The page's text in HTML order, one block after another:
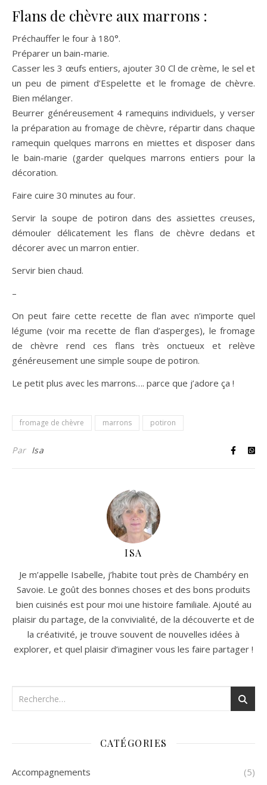
Flans de chèvre aux marrons :
Préchauffer le four à 180°.
Préparer un bain-marie.
Casser les 3 œufs entiers, ajouter 30 Cl de crème, le sel et
un peu de piment d’Espelette et le fromage de chèvre.
Bien mélanger.
Beurrer généreusement 4 ramequins individuels, y verser
la préparation au fromage de chèvre, répartir dans chaque
ramequin quelques marrons en miettes et disposer dans
le bain-marie (garder quelques marrons entiers pour la
décoration.
Faire cuire 30 minutes au four.
Servir la soupe de potiron dans des assiettes creuses,
démouler délicatement les flans de chèvre dedans et
décorer avec un marron entier.
Servir bien chaud.
–
On peut faire cette recette de flan avec n’importe quel
légume (voir ma recette de flan d’asperges), le fromage
de chèvre rend ces flans très onctueux et relève
généreusement une simple soupe de potiron.
Le petit plus avec les marrons…. parce que j’adore ça !
fromage de chèvre marrons potiron
Par Isa
ISA
Je m’appelle Isabelle, j’habite tout près de Chambéry en
Savoie. Le goût des bonnes choses et des bons produits
bien cuisinés est pour moi une histoire familiale. Ajouté au
plaisir du partage, de la convivialité, de la découverte et de
la créativité, je trouve souvent de nouvelles idées à
explorer, et quel plaisir d’imaginer vous les faire partager !
CATÉGORIES
Accompagnements (5)